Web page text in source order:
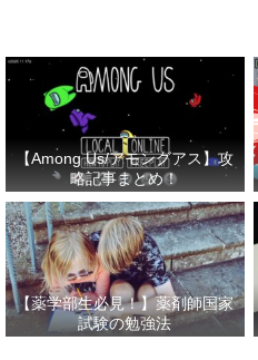
【Among Us/アモングアス】攻
略記事まとめ！
【薬学部生必見！】薬剤師国家
試験の勉強法